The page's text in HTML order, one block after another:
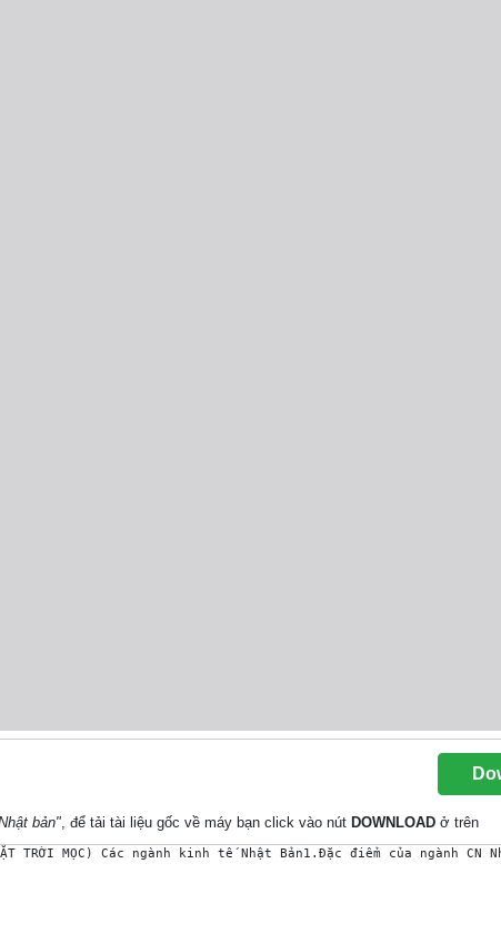
bản", để tải tài liệu gốc về máy bạn click vào nút DOWNLOAD ở trên
+ MẶT TRỜI MỌC) Các ngành kinh tế Nhật Bản1.Đặc